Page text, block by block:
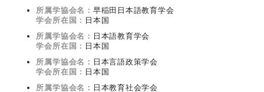
所属学協会名： 早稲田日本語教育学会
学会所在国： 日本国
所属学協会名： 日本語教育学会
学会所在国： 日本国
所属学協会名： 日本言語政策学会
学会所在国： 日本国
所属学協会名： 日本教育社会学会